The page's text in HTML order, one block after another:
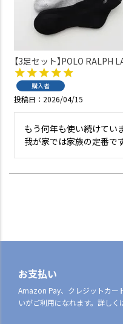
【3足セット】POLO RALPH
購入者
投稿日 2026/04/15
もう何年も使い続けてい
我が家では家族の定番です
お支払い
Amazon Pay、クレジットカー
いがご利用になれます。詳しく